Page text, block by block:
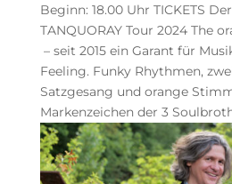
Beginn: 18.00 Uhr TICKETS
TANQUORAY Tour 2024 The
– seit 2015 ein Garant für
Feeling. Funky Rhythmen,
Satzgesang und orange
Markenzeichen der 3